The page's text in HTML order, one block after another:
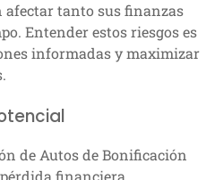
afectar tanto sus finanzas
Entender estos riesgos es
informadas y maximizar
de Autos de Bonificación
financiera